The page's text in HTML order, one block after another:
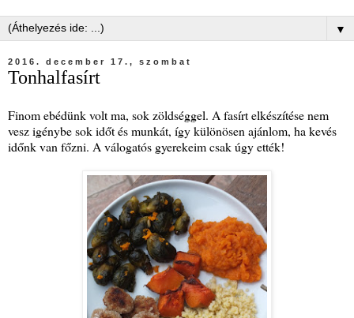
▼
2016. december 17., szombat
Tonhalfasírt
Finom ebédünk volt ma, sok zöldséggel. A fasírt elkészítése nem
vesz igénybe sok időt és munkát, így különösen ajánlom, ha kevés
időnk van főzni. A válogatós gyerekeim csak úgy ették!